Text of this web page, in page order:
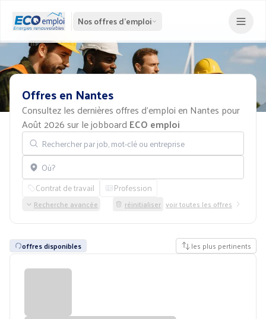
Nos offres d'emploi
Offresen Nantes
Consultez les dernières offres d'emploi en Nantes pour
Août 2026 sur le jobboard ECO emploi
Rechercher par job, mot-clé ou entreprise
Localisation
Contrat de travail Profession
Recherche avancée réinitialiser voir toutes les offres
offres disponibles les plus pertinents